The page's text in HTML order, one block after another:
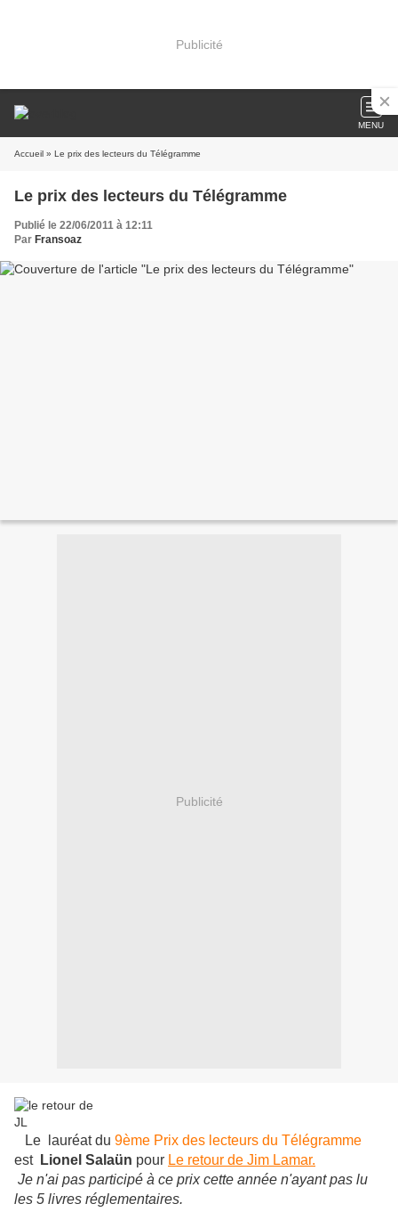
Publicité
MENU
Accueil » Le prix des lecteurs du Télégramme
Le prix des lecteurs du Télégramme
Publié le 22/06/2011 à 12:11
Par Fransoaz
Publicité
Le lauréat du 9ème Prix des lecteurs du Télégramme
est Lionel Salaün pour Le retour de Jim Lamar.
Je n'ai pas participé à ce prix cette année n'ayant pas lu
les 5 livres réglementaires.